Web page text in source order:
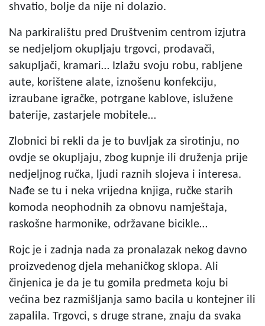
shvatio, bolje da nije ni dolazio.
Na parkiralištu pred Društvenim centrom izjutra
se nedjeljom okupljaju trgovci, prodavači,
sakupljači, kramari… Izlažu svoju robu, rabljene
aute, korištene alate, iznošenu konfekciju,
izraubane igračke, potrgane kablove, islužene
baterije, zastarjele mobitele…
Zlobnici bi rekli da je to buvljak za sirotinju, no
ovdje se okupljaju, zbog kupnje ili druženja prije
nedjeljnog ručka, ljudi raznih slojeva i interesa.
Nađe se tu i neka vrijedna knjiga, ručke starih
komoda neophodnih za obnovu namještaja,
raskošne harmonike, održavane bicikle…
Rojc je i zadnja nada za pronalazak nekog davno
proizvedenog djela mehaničkog sklopa. Ali
činjenica je da je tu gomila predmeta koju bi
većina bez razmišljanja samo bacila u kontejner ili
zapalila. Trgovci, s druge strane, znaju da svaka